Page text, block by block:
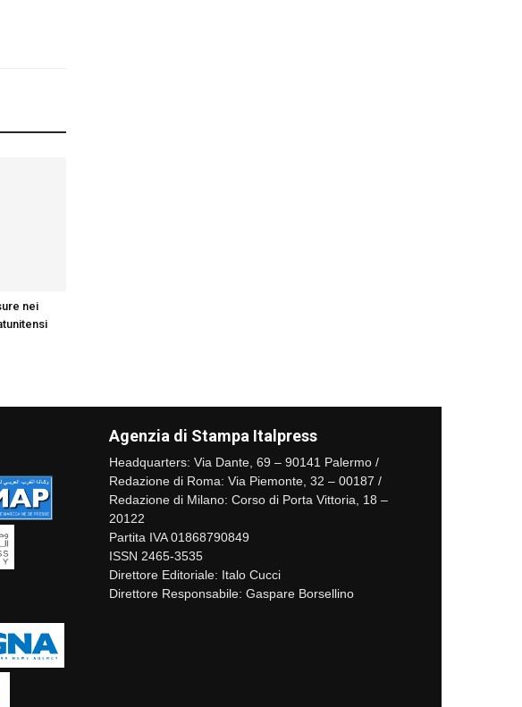
nei
Agenzia di Stampa Italpress
Headquarters: Via Dante, 69 – 90141 Palermo /
Redazione di Roma: Via Piemonte, 32 – 00187 /
Redazione di Milano: Corso di Porta Vittoria, 18 –
20122
Partita IVA 01868790849
ISSN 2465-3535
Direttore Editoriale: Italo Cucci
Direttore Responsabile: Gaspare Borsellino